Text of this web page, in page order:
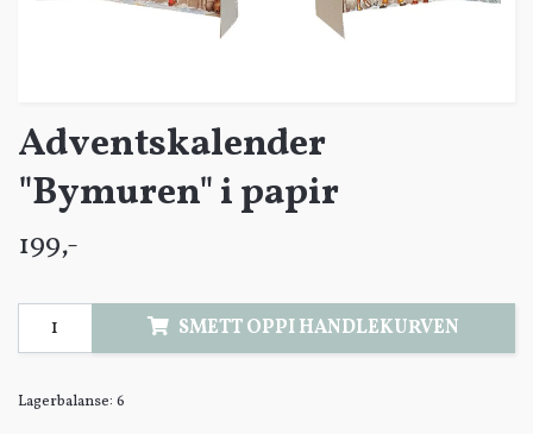
Adventskalender
"Bymuren" i papir
199,-
SMETT OPPI HANDLEKURVEN
Lagerbalanse: 6